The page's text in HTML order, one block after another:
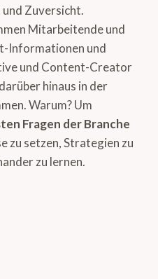
Zuversicht.
Mitarbeitende und
Informationen und
und Content-Creator
hinaus in der
Warum? Um
Fragen der Branche
zu setzen, Strategien zu
zu lernen.